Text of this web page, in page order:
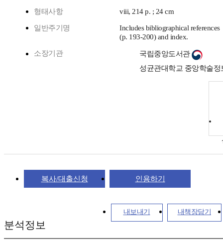
형태사항 viii, 214 p. ; 24 cm
일반주기명
Includes bibliographical references
(p. 193-200) and index.
소장기관
국립중앙도서관
성균관대학교 중앙학술
복사/대출신청 인용하기
내보내기 내책장담기
분석정보